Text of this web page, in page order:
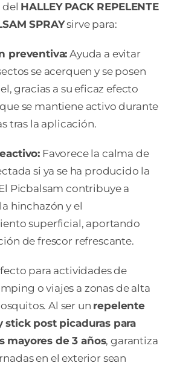
del HALLEY PACK REPELENTE
SPRAYsirve para:
preventiva: Ayuda a evitar
se acerquen y se posen
gracias a su eficaz efecto
se mantiene activo durante
tras la aplicación.
Favorece la calma de
si ya se ha producido la
Picbalsam contribuye a
hinchazón y el
superficial, aportando
de frescor refrescante.
para actividades de
o viajes a zonas de alta
Al ser un repelente
stick post picaduras para
mayores de 3 años, garantiza
en el exterior sean